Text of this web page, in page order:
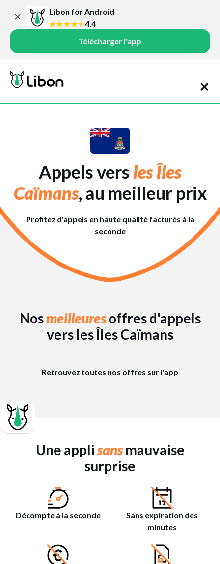
Libon for Android
4,4
Télécharger l'app
Appels vers les Îles
Caïmans, au meilleur prix
Profitez d'appels en haute qualité facturés à la
seconde
Nosmeilleuresoffres d'appels
vers les Îles Caïmans
Retrouvez toutes nos offres sur l'app
Une appli sansmauvaise
surprise
Décompte à la seconde
Sans expiration des
minutes